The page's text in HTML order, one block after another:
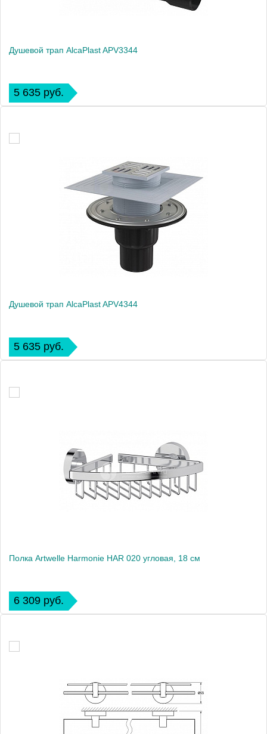
Душевой трап AlcaPlast APV3344
5 635 руб.
Душевой трап AlcaPlast APV4344
5 635 руб.
Полка Artwelle Harmonie HAR 020 угловая, 18 см
6 309 руб.